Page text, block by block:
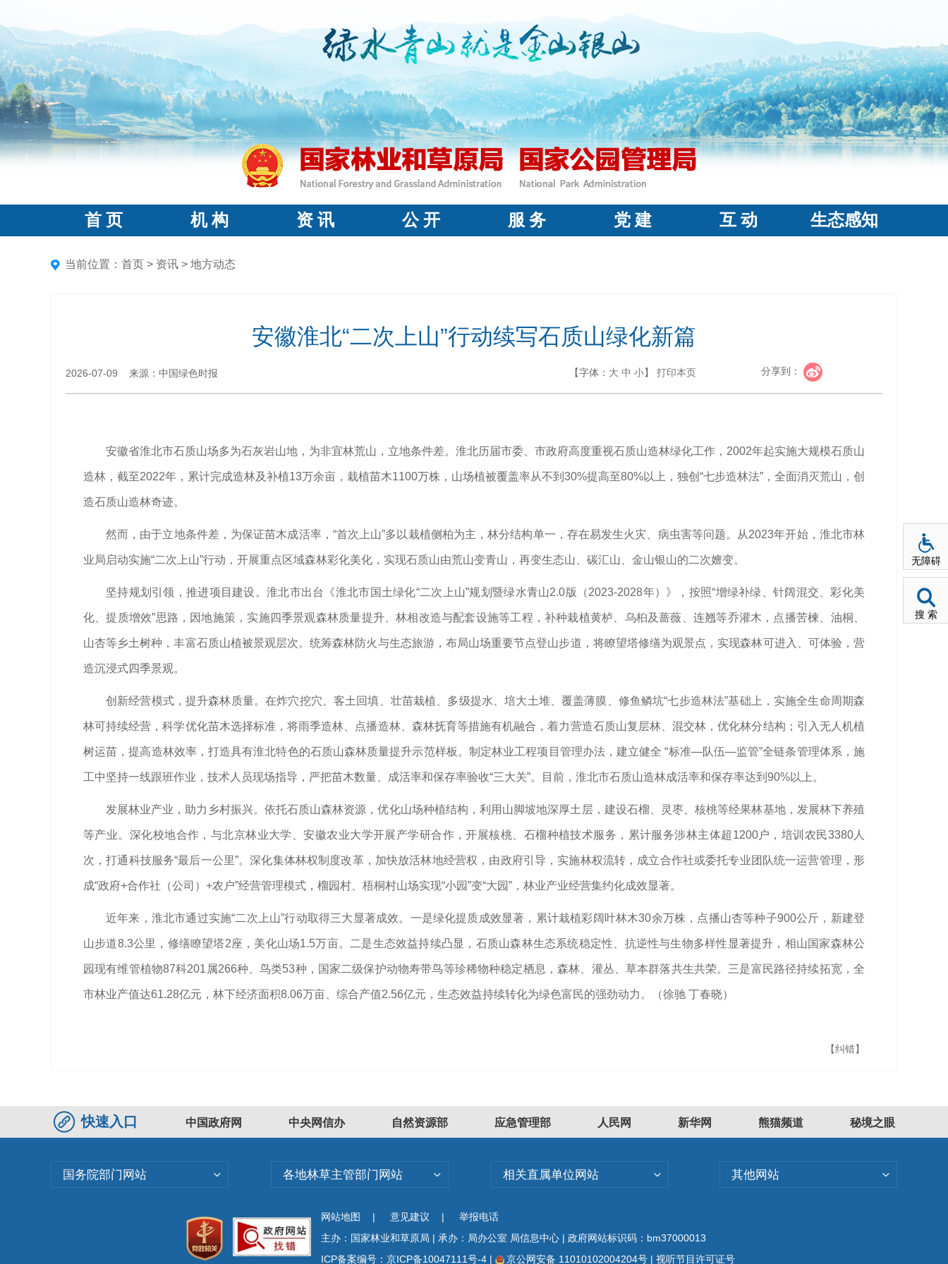
首 页 机 构 资 讯 公 开 服 务 党 建 互 动 生态感知
当前位置： 首页 > 资讯 > 地方动态
安徽淮北“二次上山”行动续写石质山绿化新篇
2026-07-09 来源：中国绿色时报 【字体： 大 中 小】 打印本页 分享到：
安徽省淮北市石质山场多为石灰岩山地，为非宜林荒山，立地条件差。淮北历届市委、市政府高度重视石质山造林绿化工作，2002年起实施大规模石质山
造林，截至2022年，累计完成造林及补植13万余亩，栽植苗木1100万株，山场植被覆盖率从不到30%提高至80%以上，独创“七步造林法”，全面消灭荒山，创
造石质山造林奇迹。
然而，由于立地条件差，为保证苗木成活率，“首次上山”多以栽植侧柏为主，林分结构单一，存在易发生火灾、病虫害等问题。从2023年开始，淮北市林
业局启动实施“二次上山”行动，开展重点区域森林彩化美化，实现石质山由荒山变青山，再变生态山、碳汇山、金山银山的二次嬗变。
坚持规划引领，推进项目建设。淮北市出台《淮北市国土绿化“二次上山”规划暨绿水青山2.0版（2023-2028年）》，按照“增绿补绿、针阔混交、彩化美
化、提质增效”思路，因地施策，实施四季景观森林质量提升、林相改造与配套设施等工程，补种栽植黄栌、乌桕及蔷薇、连翘等乔灌木，点播苦楝、油桐、
山杏等乡土树种，丰富石质山植被景观层次。统筹森林防火与生态旅游，布局山场重要节点登山步道，将瞭望塔修缮为观景点，实现森林可进入、可体验，营
造沉浸式四季景观。
创新经营模式，提升森林质量。在炸穴挖穴、客土回填、壮苗栽植、多级提水、培大土堆、覆盖薄膜、修鱼鳞坑“七步造林法”基础上，实施全生命周期森
林可持续经营，科学优化苗木选择标准，将雨季造林、点播造林、森林抚育等措施有机融合，着力营造石质山复层林、混交林，优化林分结构；引入无人机植
树运苗，提高造林效率，打造具有淮北特色的石质山森林质量提升示范样板。制定林业工程项目管理办法，建立健全 “标准—队伍—监管”全链条管理体系，施
工中坚持一线跟班作业，技术人员现场指导，严把苗木数量、成活率和保存率验收“三大关”。目前，淮北市石质山造林成活率和保存率达到90%以上。
发展林业产业，助力乡村振兴。依托石质山森林资源，优化山场种植结构，利用山脚坡地深厚土层，建设石榴、灵枣、核桃等经果林基地，发展林下养殖
等产业。深化校地合作，与北京林业大学、安徽农业大学开展产学研合作，开展核桃、石榴种植技术服务，累计服务涉林主体超1200户，培训农民3380人
次，打通科技服务“最后一公里”。深化集体林权制度改革，加快放活林地经营权，由政府引导，实施林权流转，成立合作社或委托专业团队统一运营管理，形
成“政府+合作社（公司）+农户”经营管理模式，榴园村、梧桐村山场实现“小园”变“大园”，林业产业经营集约化成效显著。
近年来，淮北市通过实施“二次上山”行动取得三大显著成效。一是绿化提质成效显著，累计栽植彩阔叶林木30余万株，点播山杏等种子900公斤，新建登
山步道8.3公里，修缮瞭望塔2座，美化山场1.5万亩。二是生态效益持续凸显，石质山森林生态系统稳定性、抗逆性与生物多样性显著提升，相山国家森林公
园现有维管植物87科201属266种、鸟类53种，国家二级保护动物寿带鸟等珍稀物种稳定栖息，森林、灌丛、草本群落共生共荣。三是富民路径持续拓宽，全
市林业产值达61.28亿元，林下经济面积8.06万亩、综合产值2.56亿元，生态效益持续转化为绿色富民的强劲动力。（徐驰 丁春晓）
【纠错】
快速入口 中国政府网 中央网信办 自然资源部 应急管理部 人民网 新华网 熊猫频道 秘境之眼
国务院部门网站 各地林草主管部门网站 相关直属单位网站 其他网站
网站地图 | 意见建议 |
举报电话
主办：国家林业和草原局 | 承办：局办公室 局信息中心 | 政府网站标识码：bm37000013
ICP备案编号：京ICP备10047111号-4 | 京公网安备 11010102004204号 | 视听节目许可证号
无障碍
搜 索